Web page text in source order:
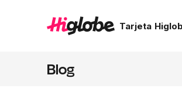
Tarjeta
Blog